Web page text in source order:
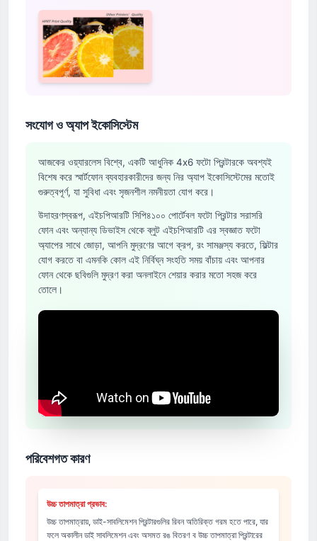
সংযোগ ও অ্যাপ ইকোসিস্টেম
আজকের ওয়্যারলেস বিশ্বে, একটি আধুনিক 4x6 ফটো প্রিন্টারকে অবশ্যই
বিশেষ করে স্মার্টফোন ব্যবহারকারীদের জন্য নির অ্যাপ ইকোসিস্টেমের মতোই
গুরুত্বপূর্ণ, যা সুবিধা এবং সৃজনশীল নমনীয়তা যোগ করে।
উদাহরণস্বরূপ, এইচপিআরটি সিপি৪১০০ পোর্টেবল ফটো প্রিন্টার সরাসরি
ফোন এবং অন্যান্য ডিভাইস থেকে ব্লুট এইচপিআরটি এর স্বজ্ঞাত ফটো
অ্যাপের সাথে জোড়া, আপনি মুদ্রণের আগে ক্রপ, রং সামঞ্জস্য করতে, ফিল্টার
যোগ করতে বা এমনকি কোল এই নির্বিঘ্ন সংহতি সময় বাঁচায় এবং আপনার
ফোন থেকে ছবিগুলি মুদ্রণ করা অনলাইনে শেয়ার করার মতো সহজ করে
তোলে।
পরিবেশগত কারণ
উচ্চ তাপমাত্রা প্রভাব:
উচ্চ তাপমাত্রায়, ডাই-সাবলিমেশন প্রিন্টারগুলির রিবন অতিরিক্ত গরম হতে পারে, যার
ফলে অকালীন ডাই সাবলিমেশন এবং অসমত রঙ বিতরণ ব উচ্চ তাপমাত্রা প্রিন্টারের